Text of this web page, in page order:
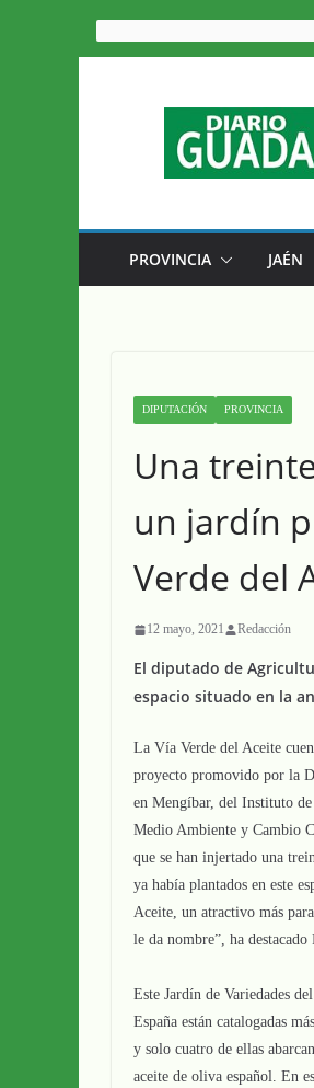
Saltar
al
PROVINCIA JAÉN
DIPUTACIÓN PROVINCIA
Una
un jardín
Verde del
12 mayo, 2021 Redacción
El diputado de
espacio situado en la
La Vía Verde del Aceite
proyecto promovido por la
en Mengíbar, del Instituto
Medio Ambiente y Cambio
que se han injertado una
ya había plantados en este
Aceite, un atractivo más
le da nombre”, ha
Este Jardín de Variedades
España están catalogadas
y solo cuatro de ellas
aceite de oliva español. En